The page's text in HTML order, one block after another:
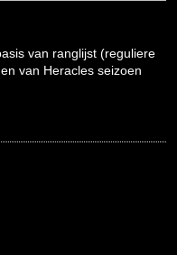
van ranglijst (reguliere
van Heracles seizoen